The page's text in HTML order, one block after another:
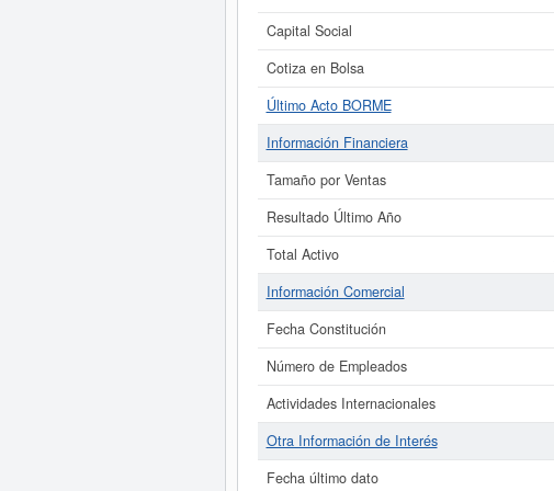
Capital Social
Cotiza en Bolsa
Último Acto BORME
Información Financiera
Tamaño por Ventas
Resultado Último Año
Total Activo
Información Comercial
Fecha Constitución
Número de Empleados
Actividades Internacionales
Otra Información de Interés
Fecha último dato